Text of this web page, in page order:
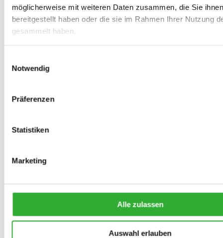
möglicherweise mit weiteren Daten zusammen, die Sie ihnen
bereitgestellt haben oder die sie im Rahmen Ihrer Nutzung
gesammelt haben.
Notwendig
Präferenzen
Statistiken
Marketing
Alle zulassen
Auswahl erlauben
OHNE
PARALLELFÜHRUNG)
PARALLELFÜHRUNG ENTDECKEN
PARALLELFÜHRUNG
unserem vielseitigen Angebot an
Anbaugeräten
ENTDECKEN SIE ANBAUGERÄTE